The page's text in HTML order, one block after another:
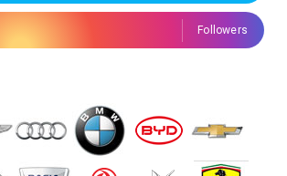
Followers